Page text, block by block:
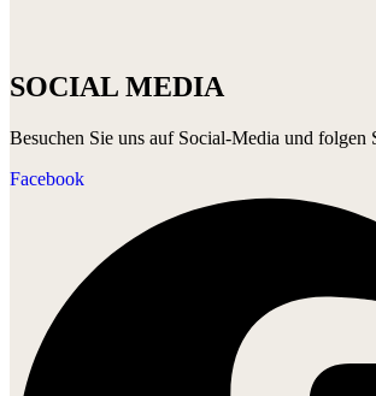
SOCIAL MEDIA
Besuchen Sie uns auf Social-Media und folgen
Facebook